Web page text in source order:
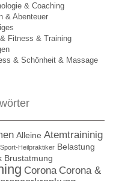
& Coaching
& Abenteuer
Fitness & Training
& Schönheit & Massage
Alleine Atemtraininig
Heilpraktiker Belastung
Brustatmung
Corona Corona &